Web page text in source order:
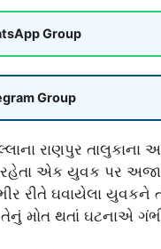
Group
Group
રાણપુર
રહેતા એક યુવક પર
રીતે ઘવાયેલા યુવકને
તેનું મોત થતાં ઘટનાએ